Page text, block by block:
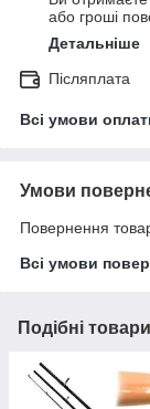
або гроші
Детальніше
Післяплата
Всі умови
Умови
Повернення
Всі умови
Подібні